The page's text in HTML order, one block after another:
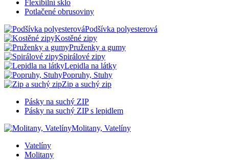
Flexibilní sklo
Potlačené obrusoviny
Podšívka polyesterová
Kostěné zipy
Pruženky a gumy
Spirálové zipy
Lepidla na látky
Popruhy, Stuhy
Zip a suchý zip
Pásky na suchý ZIP
Pásky na suchý ZIP s lepidlem
Molitany, Vatelíny
Vatelíny
Molitany